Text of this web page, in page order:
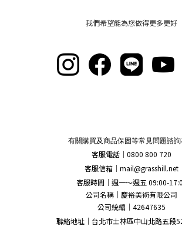
我們希望能為您做得更多更好
有關購買及商品保固等常見問題諮
客服電話｜0800 800 720
客服信箱｜ mail@grasshill.net
客服時間｜週一～週五 09:00-
公司名稱｜慶裕美術有限公司
公司統編｜42647635
聯絡地址｜台北市士林區中山北路五段